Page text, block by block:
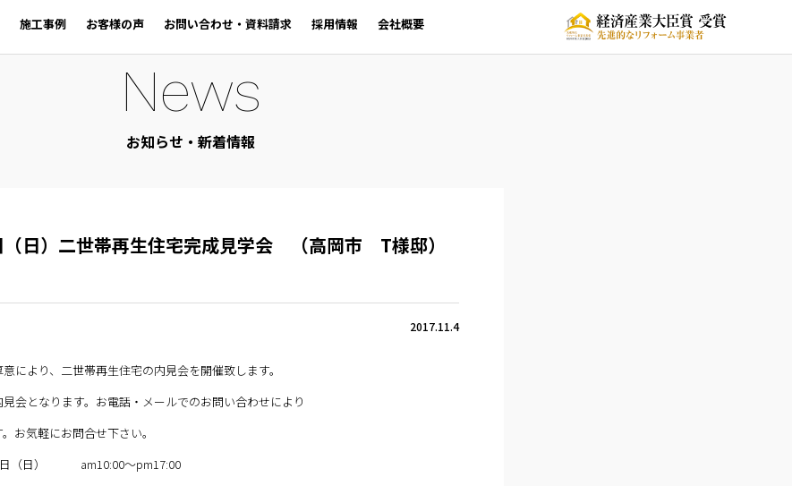
施工事例 お客様の声 お問い合わせ・資料請求 採用情報 会社概要
News
お知らせ・新着情報
（日）二世帯再生住宅完成見学会 （高岡市 T様邸）
2017.11.4
により、二世帯再生住宅の内見会を開催致します。
会となります。お電話・メールでのお問い合わせにより
お気軽にお問合せ下さい。
（日） am10:00～pm17:00